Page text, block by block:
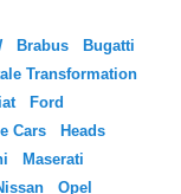
Brabus
Bugatti
Transformation
Ford
Cars
Heads
Maserati
Opel